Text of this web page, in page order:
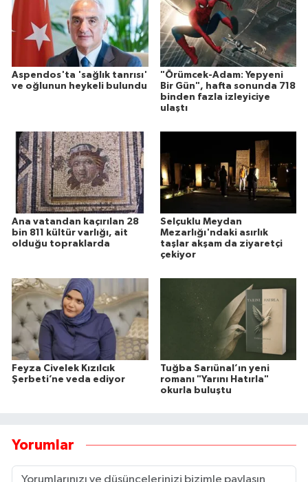
Aspendos'ta 'sağlık tanrısı'
ve oğlunun heykeli bulundu
"Örümcek-Adam: Yepyeni
Bir Gün", hafta sonunda 718
binden fazla izleyiciye
ulaştı
Ana vatandan kaçırılan 28
bin 811 kültür varlığı, ait
olduğu topraklarda
Selçuklu Meydan
Mezarlığı'ndaki asırlık
taşlar akşam da ziyaretçi
çekiyor
Feyza Civelek Kızılcık
Şerbeti’ne veda ediyor
Tuğba Sarıünal’ın yeni
romanı "Yarını Hatırla"
okurla buluştu
Yorumlar